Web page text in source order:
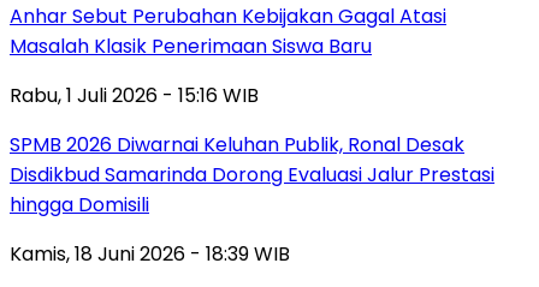
Anhar Sebut Perubahan Kebijakan Gagal Atasi
Masalah Klasik Penerimaan Siswa Baru
Rabu, 1 Juli 2026 - 15:16 WIB
SPMB 2026 Diwarnai Keluhan Publik, Ronal Desak
Disdikbud Samarinda Dorong Evaluasi Jalur Prestasi
hingga Domisili
Kamis, 18 Juni 2026 - 18:39 WIB